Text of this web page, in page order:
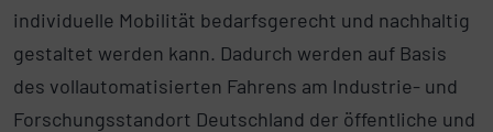
individuelle Mobilität bedarfsgerecht und nachhaltig
gestaltet werden kann. Dadurch werden auf Basis
des vollautomatisierten Fahrens am Industrie- und
Forschungsstandort Deutschland der öffentliche und